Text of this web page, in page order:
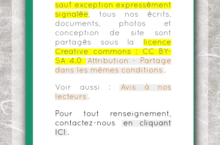
sauf exception expressément
signalée, tous nos écrits,
documents, photos et
conception de site sont
partagés sous la
licence
Creative commons :
CC BY-
SA 4.0
Attribution - Partage
dans les mêmes conditions .
Voir aussi :
Avis à nos
lecteurs .
Pour tout renseignement,
contactez-nous
en cliquant
ICI
.